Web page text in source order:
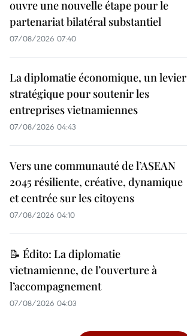
ouvre une nouvelle étape pour le
partenariat bilatéral substantiel
07/08/2026 07:40
La diplomatie économique, un levier
stratégique pour soutenir les
entreprises vietnamiennes
07/08/2026 04:43
Vers une communauté de l’ASEAN
2045 résiliente, créative, dynamique
et centrée sur les citoyens
07/08/2026 04:10
📝 Édito: La diplomatie
vietnamienne, de l’ouverture à
l’accompagnement
07/08/2026 04:03